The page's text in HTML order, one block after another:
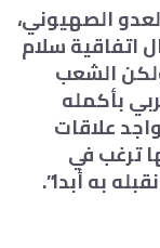
الصهيوني،
اتفاقية سلام
الشعب
بأكمله
علاقات
ترغب في
به أبدا”.